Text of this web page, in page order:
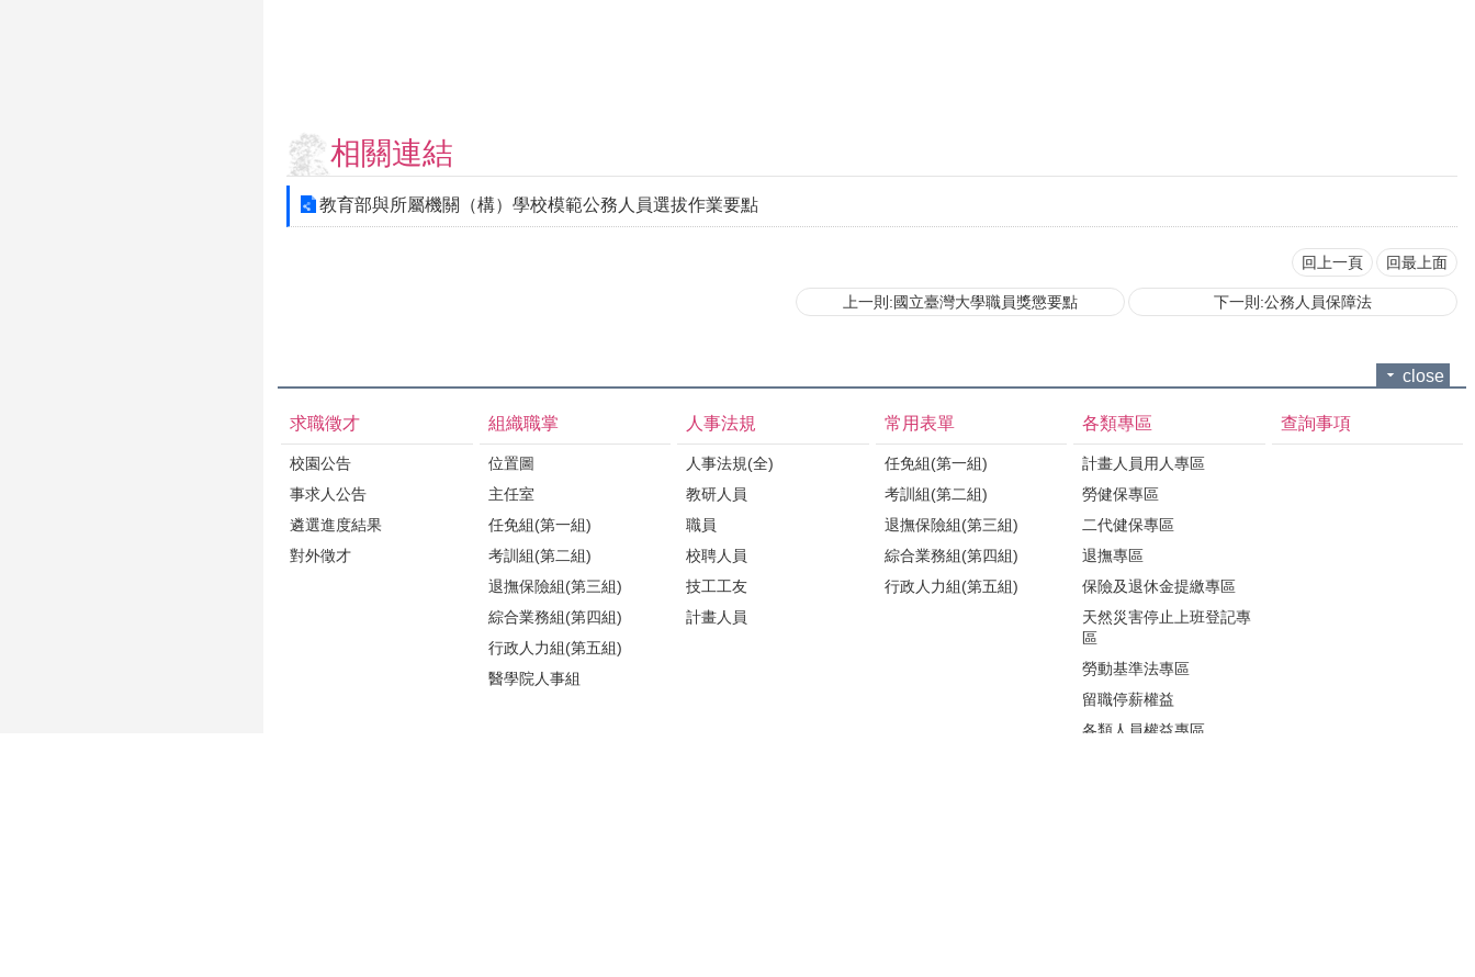
相關連結
教育部與所屬機關（構）學校模範公務人員選拔作業要點
回上一頁 回最上面
上一則:國立臺灣大學職員獎懲要點 下一則:公務人員保障法
close
求職徵才
校園公告
事求人公告
遴選進度結果
對外徵才
組織職掌
位置圖
主任室
任免組(第一組)
考訓組(第二組)
退撫保險組(第三組)
綜合業務組(第四組)
行政人力組(第五組)
醫學院人事組
人事法規
人事法規(全)
教研人員
職員
校聘人員
技工工友
計畫人員
常用表單
任免組(第一組)
考訓組(第二組)
退撫保險組(第三組)
綜合業務組(第四組)
行政人力組(第五組)
各類專區
計畫人員用人專區
勞健保專區
二代健保專區
退撫專區
保險及退休金提繳專區
天然災害停止上班登記專
區
勞動基準法專區
留職停薪權益
各類人員權益專區
查詢事項